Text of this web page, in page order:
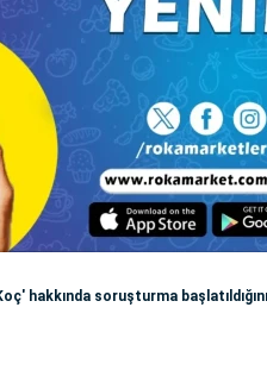
hakkında soruşturma